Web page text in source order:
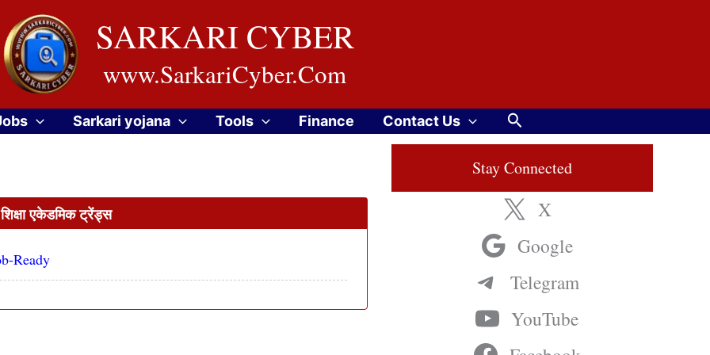
SARKARI CYBER
www.SarkariCyber.Com
Sarkari yojana Tools Finance Contact Us Search
एकेडमिक ट्रेंड्स
Ready
Stay Connected
X
Google
Telegram
YouTube